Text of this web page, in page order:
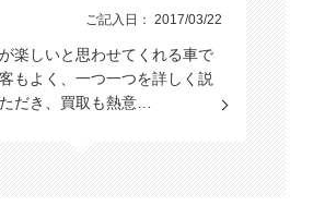
ご記入日： 2017/03/22
楽しいと思わせてくれる車で
もよく、一つ一つを詳しく説
だき、買取も熱意…